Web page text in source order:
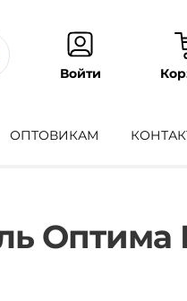
Войти
ОПТОВИКАМ